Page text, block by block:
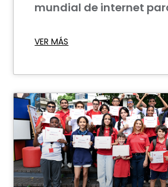
mundial de internet
VER MÁS